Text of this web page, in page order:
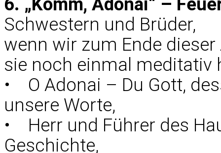
Schwestern und Brüder,
wenn wir zum Ende
sie noch einmal meditativ
• O Adonai – Du Gott,
unsere Worte,
• Herr und Führer des
Geschichte,